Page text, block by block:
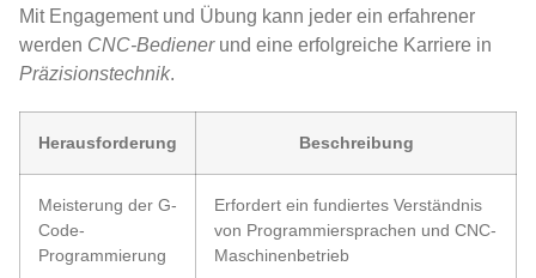
Mit Engagement und Übung kann jeder ein erfahrener
werden CNC-Bedienerund eine erfolgreiche Karriere in
Präzisionstechnik.
Herausforderung Beschreibung
Meisterung der G-
Code-
Programmierung
Erfordert ein fundiertes Verständnis
von Programmiersprachen und CNC-
Maschinenbetrieb